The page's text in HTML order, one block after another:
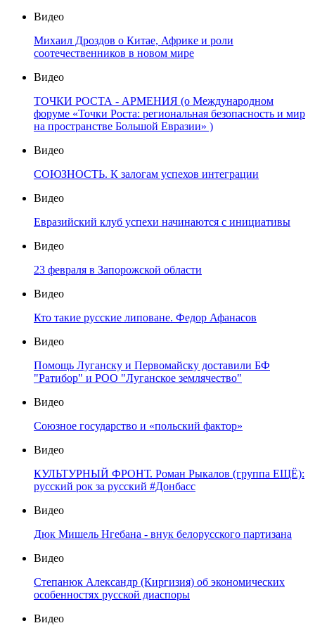
Видео
Михаил Дроздов о Китае, Африке и роли
соотечественников в новом мире
Видео
ТОЧКИ РОСТА - АРМЕНИЯ (о Международном
форуме «Точки Роста: региональная безопасность и мир
на пространстве Большой Евразии» )
Видео
СОЮЗНОСТЬ. К залогам успехов интеграции
Видео
Евразийский клуб успехи начинаются с инициативы
Видео
23 февраля в Запорожской области
Видео
Кто такие русские липоване. Федор Афанасов
Видео
Помощь Луганску и Первомайску доставили БФ
"Ратибор" и РОО "Луганское землячество"
Видео
Союзное государство и «польский фактор»
Видео
КУЛЬТУРНЫЙ ФРОНТ. Роман Рыкалов (группа ЕЩЁ):
русский рок за русский #Донбасс
Видео
Дюк Мишель Нгебана - внук белорусского партизана
Видео
Степанюк Александр (Киргизия) об экономических
особенностях русской диаспоры
Видео